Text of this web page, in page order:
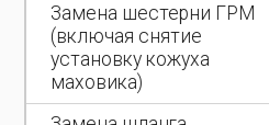
Замена шестерни ГРМ
(включая снятие
установку кожуха
маховика)